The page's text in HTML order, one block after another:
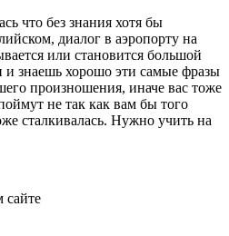
что без знания хотя бы
диалог в аэропорту на
или становится большой
и знаешь хорошо эти самые фразы
произношения, иначе вас тоже
не так как вам бы того
сталкивалась. Нужно учить на
сайте